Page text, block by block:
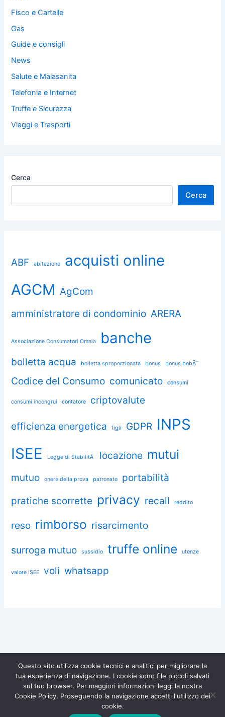
Fisco e Cartelle
Gas
Guide e consigli
News
Salute e Malasanita
Telefonia e Internet
Truffe e Sicurezza
Viaggi e Trasporti
Cerca
Cerca
ABF abitazione
acquisti online
AGCM AgCom
amministratore di condominio ARERA
Associazione Consumatori Omnia banche
bolletta acqua bolletta sproporzionata bonus bonus bebÃ¨
Codice del Consumo comunicato consumi
consumi incongrui contatore criptovalute
efficienza energetica figli GDPR INPS
ISEE
Legge di StabilitÃ locazione mutui
mutuo onere della prova patronato
portabilità
pratiche scorrette privacy recall reddito
reso rimborso risarcimento
surroga mutuo sussidio truffe online utenze
valore ISEE voli whatsapp
Copyright © 2026 Associazione Consumatori Omnia – Tutti i diritti
riservati |Privacy Policy|Cookie Policy
Diventa socio di
Associazione Omnia!
Iscriviti gratuitamente e difendi i
tuoi diritti.
Chiedi aiuto a Omnia
Questo sito utilizza cookie tecnici e analitici per migliorare la
tua esperienza di navigazione. I cookie sono file piccoli salvati
sul tuo browser. Per maggiori informazioni leggi la nostra
Cookie Policy. Proseguendo la navigazione accetti l'utilizzo dei
cookie.